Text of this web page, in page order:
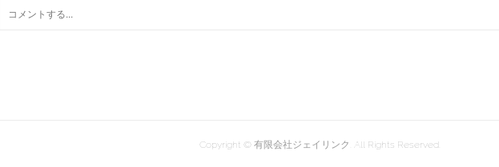
Copyright © 有限会社ジェイリンク. All Rights Reserved.